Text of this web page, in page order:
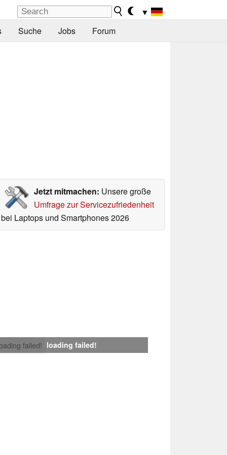
▼
Suche Jobs Forum
Jetzt mitmachen: Unsere große
Umfrage zur Servicezufriedenheit
bei Laptops und Smartphones 2026
failed! loading failed!